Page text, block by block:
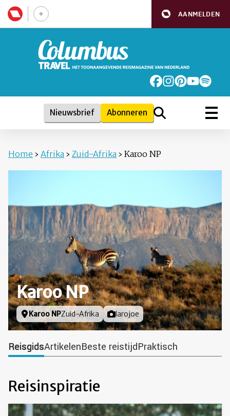
AANMELDEN
Nieuwsbrief Abonneren
Home › Afrika › Zuid-Afrika › Karoo NP
Karoo NP
Locatie
Karoo NPZuid-Afrika Foto door
larojoe
ReisgidsArtikelenBeste reistijdPraktisch
Reisinspiratie